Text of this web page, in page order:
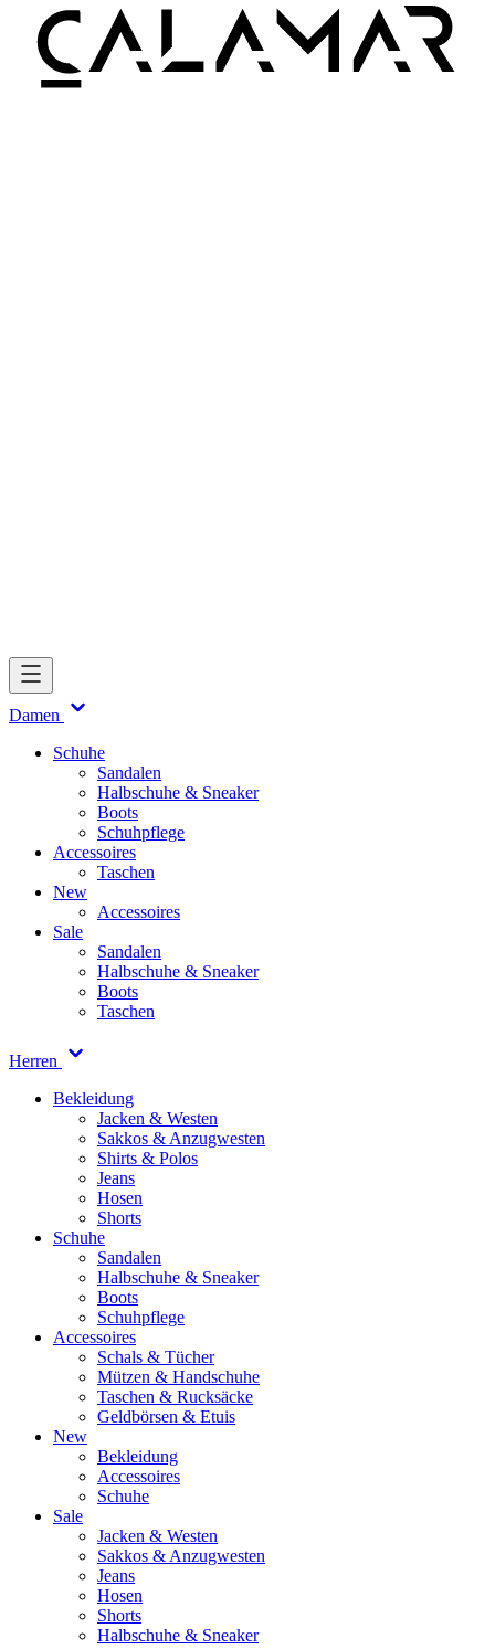
Damen
Schuhe
Sandalen
Halbschuhe & Sneaker
Boots
Schuhpflege
Accessoires
Taschen
New
Accessoires
Sale
Sandalen
Halbschuhe & Sneaker
Boots
Taschen
Herren
Bekleidung
Jacken & Westen
Sakkos & Anzugwesten
Shirts & Polos
Jeans
Hosen
Shorts
Schuhe
Sandalen
Halbschuhe & Sneaker
Boots
Schuhpflege
Accessoires
Schals & Tücher
Mützen & Handschuhe
Taschen & Rucksäcke
Geldbörsen & Etuis
New
Bekleidung
Accessoires
Schuhe
Sale
Jacken & Westen
Sakkos & Anzugwesten
Jeans
Hosen
Shorts
Halbschuhe & Sneaker